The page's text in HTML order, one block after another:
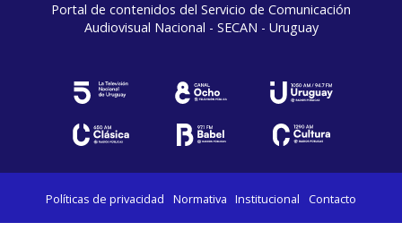
Portal de contenidos del Servicio de Comunicación
Audiovisual Nacional - SECAN - Uruguay
Políticas de privacidad Normativa Institucional Contacto